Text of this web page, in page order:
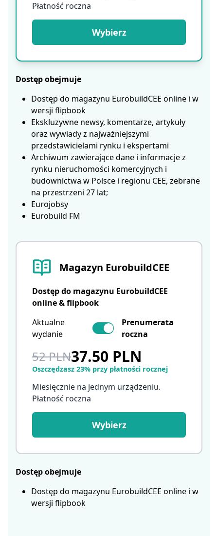
Magazyn EurobuildCEE
Dostęp do magazynu EurobuildCEE
online & flipbook
Aktualne
wydanie
Prenumerata
roczna
52 PLN37.50 PLN
Oszczędzasz 23% przy płatności rocznej
Miesięcznie na jednym urządzeniu.
Płatność roczna
Wybierz
Dostęp obejmuje
Dostęp do magazynu EurobuildCEE online i w
wersji flipbook
Płatność roczna
Wybierz
Dostęp obejmuje
Dostęp do magazynu EurobuildCEE online i w
wersji flipbook
Ekskluzywne newsy, komentarze, artykuły
oraz wywiady z najważniejszymi
przedstawicielami rynku i ekspertami
Archiwum zawierające dane i informacje z
rynku nieruchomości komercyjnych i
budownictwa w Polsce i regionu CEE, zebrane
na przestrzeni 27 lat;
Eurojobsy
Eurobuild FM